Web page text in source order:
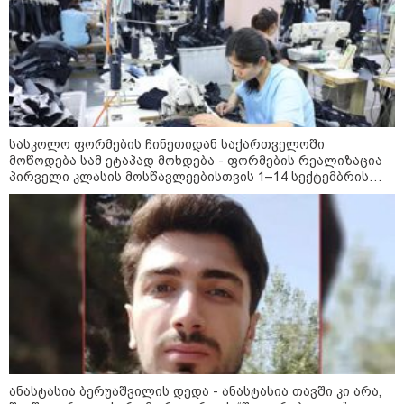
ბიჭის საქმეში: რას ამბობს
გურამ დადიანიძის დედა
09:52 / 07-08-2026
მიიღო თუ არა გამოძიებამ
"მეტასგან" რაიმე მონაცემები? -
რას პასუხობს კითხვაზე ნია
იმნაძის ადვოკატი
კატეგორიის ყველა სიახლე
„რუსთაველზე მდებარე
სასტუმროები 40-50%-იან
გაუქმებებს იღებენ, საკმაოდ დიდი
ზარალისკენ წავალთ - მეგონა,
სასკოლო ფორმების ჩინეთიდან საქართველოში
მოწოდება სამ ეტაპად მოხდება - ფორმების რეალიზაცია
პირველი კლასის მოსწავლეებისთვის 1–14 სექტემბრის
პერიოდში, ხოლო მეორე და მესამე ეტაპებზე -
ოქტომბრიდან დეკემბრის ჩათვლით განხორციელდება
ანასტასია ბერუაშვილის დედა - ანასტასია თავში კი არა,